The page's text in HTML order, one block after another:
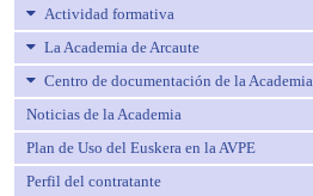
Actividad formativa
La Academia de Arcaute
Centro de documentación de la Academia
Noticias de la Academia
Plan de Uso del Euskera en la AVPE
Perfil del contratante